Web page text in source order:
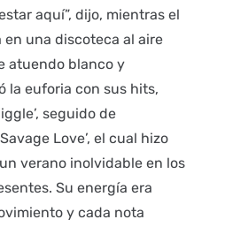
aquí”, dijo, mientras el
una discoteca al aire
atuendo blanco y
la euforia con sus hits,
seguido de
Love’, el cual hizo
verano inolvidable en los
Su energía era
y cada nota